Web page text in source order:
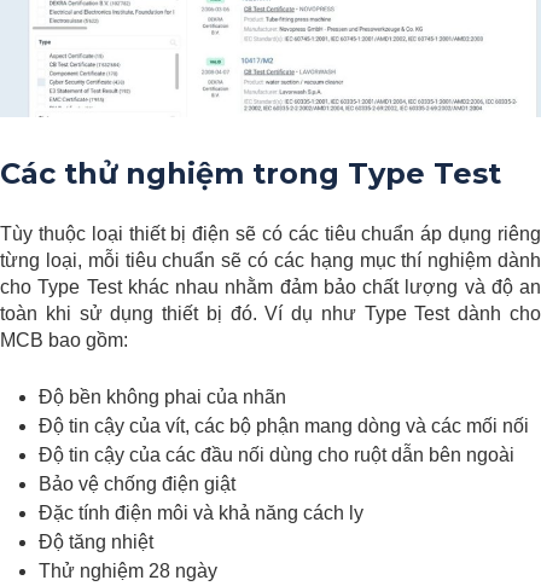
Các thử nghiệm trong Type Test
Tùy thuộc loại thiết bị điện sẽ có các tiêu chuẩn áp dụng riêng
từng loại, mỗi tiêu chuẩn sẽ có các hạng mục thí nghiệm dành
cho Type Test khác nhau nhằm đảm bảo chất lượng và độ an
toàn khi sử dụng thiết bị đó. Ví dụ như Type Test dành cho
MCB bao gồm:
Độ bền không phai của nhãn
Độ tin cậy của vít, các bộ phận mang dòng và các mối nối
Độ tin cậy của các đầu nối dùng cho ruột dẫn bên ngoài
Bảo vệ chống điện giật
Đặc tính điện môi và khả năng cách ly
Độ tăng nhiệt
Thử nghiệm 28 ngày